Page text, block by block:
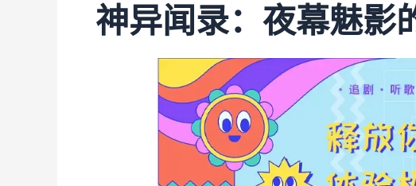
神异闻录：夜幕魅影